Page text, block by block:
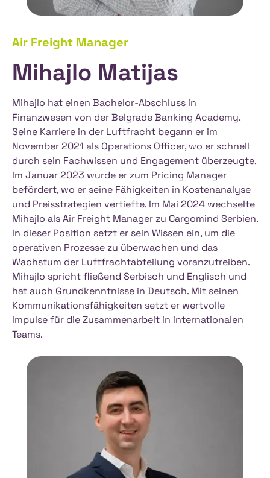
Air Freight Manager
Mihajlo Matijas
Mihajlo hat einen Bachelor-Abschluss in
Finanzwesen von der Belgrade Banking Academy.
Seine Karriere in der Luftfracht begann er im
November 2021 als Operations Officer, wo er schnell
durch sein Fachwissen und Engagement überzeugte.
Im Januar 2023 wurde er zum Pricing Manager
befördert, wo er seine Fähigkeiten in Kostenanalyse
und Preisstrategien vertiefte. Im Mai 2024 wechselte
Mihajlo als Air Freight Manager zu Cargomind Serbien.
In dieser Position setzt er sein Wissen ein, um die
operativen Prozesse zu überwachen und das
Wachstum der Luftfrachtabteilung voranzutreiben.
Mihajlo spricht fließend Serbisch und Englisch und
hat auch Grundkenntnisse in Deutsch. Mit seinen
Kommunikationsfähigkeiten setzt er wertvolle
Impulse für die Zusammenarbeit in internationalen
Teams.